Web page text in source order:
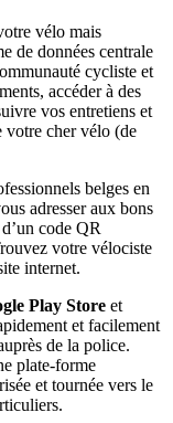
vélo mais
de données centrale
cycliste et
accéder à des
vos entretiens et
votre cher vélo (de
belges en
adresser aux bons
code QR
votre vélociste
internet.
Play Store et
et facilement
de la police.
plate-forme
et tournée vers le